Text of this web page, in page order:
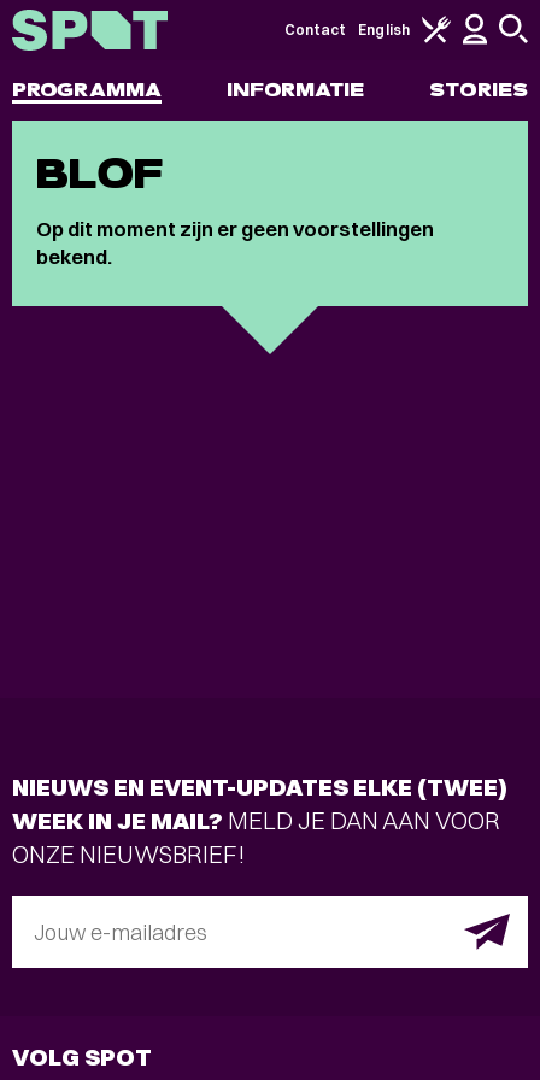
PROGRAMMA INFORMATIE STORIES
Contact English
BLOF
Op dit moment zijn er geen voorstellingen
bekend.
NIEUWS EN EVENT-UPDATES ELKE (TWEE)
WEEK IN JE MAIL? MELD JE DAN AAN VOOR
ONZE NIEUWSBRIEF!
Jouw e-mailadres
VOLG SPOT